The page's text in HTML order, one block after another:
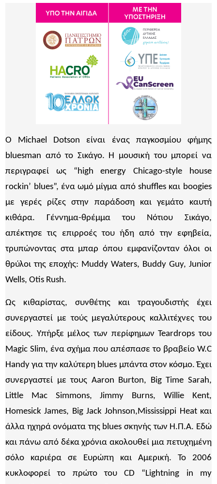
O Michael Dotson είναι ένας παγκοσμίου φήμης
bluesman από το Σικάγο. H μουσική του μπορεί να
περιγραφεί ως “high energy Chicago-style house
rockin’ blues”, ένα ωμό μίγμα από shuffles και boogies
με γερές ρίζες στην παράδοση και γεμάτο καυτή
κιθάρα. Γέννημα-θρέμμα του Νότιου Σικάγο,
απέκτησε τις επιρροές του ήδη από την εφηβεία,
τρυπώνοντας στα μπαρ όπου εμφανίζονταν όλοι οι
θρύλοι της εποχής: Muddy Waters, Buddy Guy, Junior
Wells, Otis Rush.
Ως κιθαρίστας, συνθέτης και τραγουδιστής έχει
συνεργαστεί με τούς μεγαλύτερους καλλιτέχνες του
είδους. Υπήρξε μέλος των περίφημων Teardrops του
Magic Slim, ένα σχήμα που απέσπασε το βραβείο W.C
Handy για την καλύτερη blues μπάντα στον κόσμο. Έχει
συνεργαστεί με τους Aaron Burton, Big Time Sarah,
Little Mac Simmons, Jimmy Burns, Willie Kent,
Homesick James, Big Jack Johnson,Mississippi Heat και
άλλα ηχηρά ονόματα της blues σκηνής των Η.Π.Α. Εδώ
και πάνω από δέκα χρόνια ακολουθεί μια πετυχημένη
σόλο καριέρα σε Ευρώπη και Αμερική. Το 2006
κυκλοφορεί το πρώτο του CD “Lightning in my